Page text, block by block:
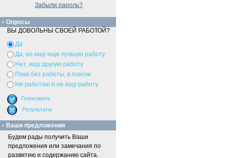
Забыли пароль?
Опросы
ВЫ ДОВОЛЬНЫ СВОЕЙ РАБОТОЙ?
Да
Да, но ищу еще лучшую работу
Нет, ищу другую работу
Пока без работы, в поиске
Не работаю и не ищу работу
Ваши предложения
Будем рады получить Ваши
предложения или замечания по
развитию и содержанию сайта.